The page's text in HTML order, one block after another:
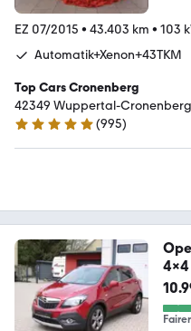
EZ 07/2015 • 43.403 km • 103
Automatik+Xenon+43TKM
Top Cars Cronenberg
42349 Wuppertal-Cronenberg
4.9 Sterne
(995)
4x4